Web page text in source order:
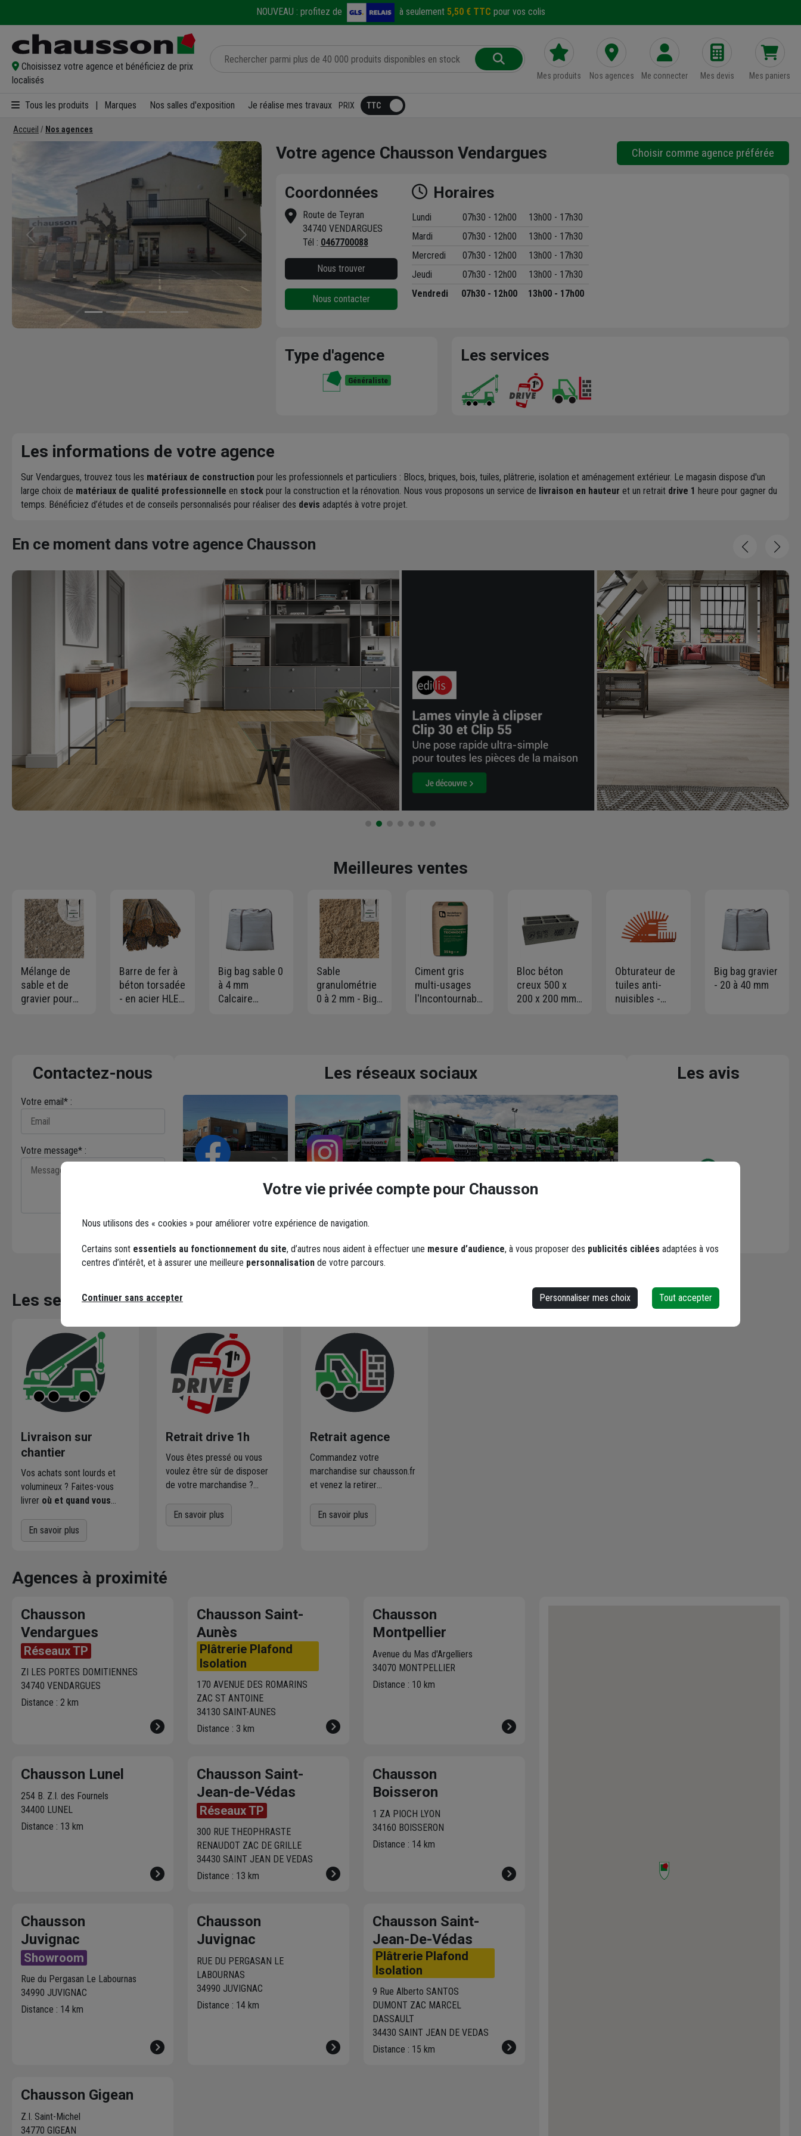
NOUVEAU : profitez de à seulement 5,50 € TTC pour vos colis
Choisissez votre agence et bénéficiez de prix
localisés
Mes produits Nos agences Me connecter Mes devis Mes paniers
Tous les produits Marques Nos salles d'exposition Je réalise mes travaux PRIX
Accueil Nos agences
Précédent Suivant
Votre agence Chausson Vendargues Choisir comme agence préférée
Coordonnées
Route de Teyran
34740 VENDARGUES
Tél : 0467700088
Nous trouver
Nous contacter
Horaires
Lundi 07h30 - 12h00
13h00 - 17h30
Mardi
07h30 - 12h00
13h00 - 17h30
Mercredi
07h30 - 12h00
13h00 - 17h30
Jeudi
07h30 - 12h00
13h00 - 17h30
Vendredi
07h30 - 12h00 13h00 - 17h00
Type d'agence
Généraliste
Les services
Les informations de votre agence
Sur Vendargues, trouvez tous les matériaux de construction pour les professionnels et particuliers : Blocs, briques, bois, tuiles, plâtrerie, isolation et aménagement extérieur. Le magasin dispose d'un
large choix de matériaux de qualité professionnelle en stock pour la construction et la rénovation. Nous vous proposons un service de livraison en hauteur et un retrait drive 1 heure pour gagner du
temps. Bénéficiez d’études et de conseils personnalisés pour réaliser des devis adaptés à votre projet.
En ce moment dans votre agence Chausson
Meilleures ventes
Mélange de
sable et de
gravier pour
- 1,5 T max
Barre de fer à
béton torsadée
- en acier HLE -
Big bag sable 0
à 4 mm
Calcaire
Sable
granulométrie
0 à 2 mm - Big
Ciment gris
multi-usages
l'Incontournable
Bloc béton
creux 500 x
200 x 200 mm
Obturateur de
tuiles anti-
nuisibles -
Big bag gravier
- 20 à 40 mm
Contactez-nous
Votre email* :
Votre message* :
Les réseaux sociaux
Instagram
Les avis
Loading...
Les services dans votre agence
Livraison sur
chantier
Vos achats sont lourds et
volumineux ? Faites-vous
livrer où et quand vous
qui effectue la livraison vous
contacte pour fixer le
livraison. Bonus : Nous livrons
jusqu'au 7ème étage.
En savoir plus
Retrait drive 1h
Vous êtes pressé ou vous
voulez être sûr de disposer
de votre marchandise ?
produits disponibles dans
votre agence sur
En savoir plus
Retrait agence
Commandez votre
marchandise sur chausson.fr
et venez la retirer
l'agence Chausson à
proximitéde chez vous.
En savoir plus
Agences à proximité
Chausson
Vendargues
Réseaux TP
ZI LES PORTES DOMITIENNES
34740 VENDARGUES
Distance : 2 km
Chausson Saint-
Aunès
Plâtrerie Plafond
Isolation
170 AVENUE DES ROMARINS
ZAC ST ANTOINE
34130 SAINT-AUNES
Distance : 3 km
Chausson
Montpellier
Avenue du Mas d'Argelliers
34070 MONTPELLIER
Distance : 10 km
Chausson Lunel
254 B. Z.I. des Fournels
34400 LUNEL
Distance : 13 km
Chausson Saint-
Jean-de-Védas
Réseaux TP
300 RUE THEOPHRASTE
RENAUDOT ZAC DE GRILLE
34430 SAINT JEAN DE VEDAS
Distance : 13 km
Chausson
Boisseron
1 ZA PIOCH LYON
34160 BOISSERON
Distance : 14 km
Chausson
Juvignac
Showroom
Rue du Pergasan Le Labournas
34990 JUVIGNAC
Distance : 14 km
Chausson
Juvignac
RUE DU PERGASAN LE
LABOURNAS
34990 JUVIGNAC
Distance : 14 km
Chausson Saint-
Jean-De-Védas
Plâtrerie Plafond
Isolation
9 Rue Alberto SANTOS
DUMONT ZAC MARCEL
DASSAULT
34430 SAINT JEAN DE VEDAS
Distance : 15 km
Chausson Gigean
Z.I. Saint-Michel
34770 GIGEAN
Votre vie privée compte pour Chausson
Nous utilisons des « cookies » pour améliorer votre expérience de navigation.
Certains sont essentiels au fonctionnement du site, d’autres nous aident à effectuer une mesure d’audience, à vous proposer des publicités ciblées adaptées à vos
centres d’intérêt, et à assurer une meilleure personnalisation de votre parcours.
Personnaliser mes choix Tout accepter
Continuer sans accepter